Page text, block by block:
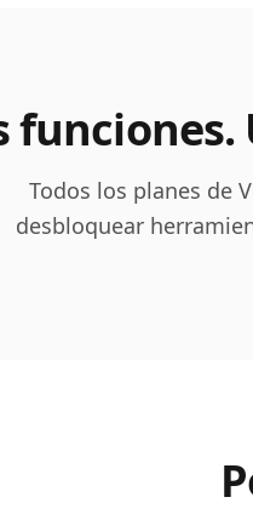
Todos los planes de
desbloquear